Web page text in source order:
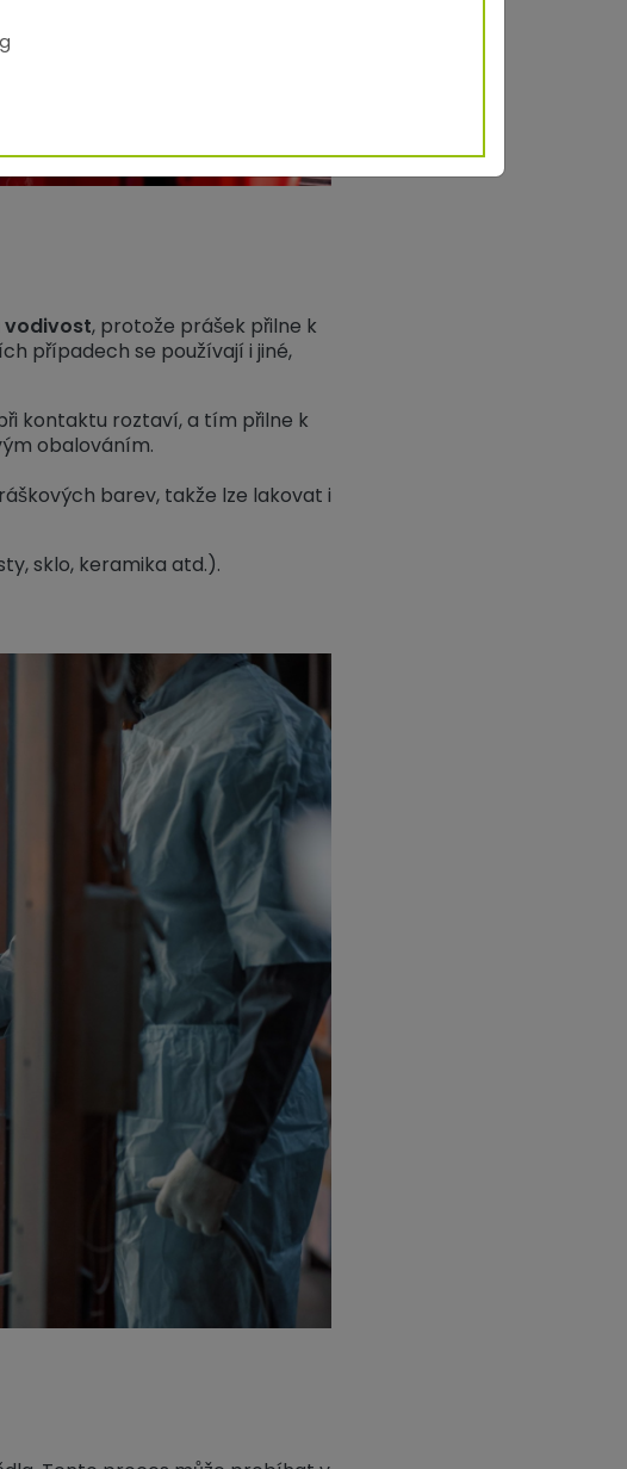
vodivost, protože prášek přilne k
případech se používají i jiné,
kontaktu roztaví, a tím přilne k
obalováním.
barev, takže lze lakovat i
sklo, keramika atd.).